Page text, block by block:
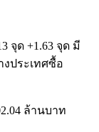
จุด +1.63 จุด มี
ประเทศซื้อ
ล้านบาท